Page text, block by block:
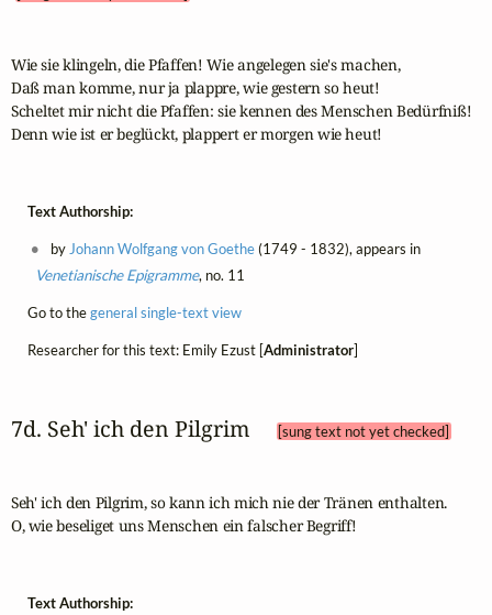
Wie sie klingeln, die Pfaffen! Wie angelegen sie's machen,
Daß man komme, nur ja plappre, wie gestern so heut!
Scheltet mir nicht die Pfaffen: sie kennen des Menschen Bedürfniß!
Denn wie ist er beglückt, plappert er morgen wie heut!
Text Authorship:
by Johann Wolfgang von Goethe(1749 - 1832), appears in
Venetianische Epigramme, no. 11
Go to thegeneral single-text view
Researcher for this text: Emily Ezust [Administrator]
7d. Seh' ich den Pilgrim [sung text not yet checked]
Seh' ich den Pilgrim, so kann ich mich nie der Tränen enthalten.
O, wie beseliget uns Menschen ein falscher Begriff!
Text Authorship: